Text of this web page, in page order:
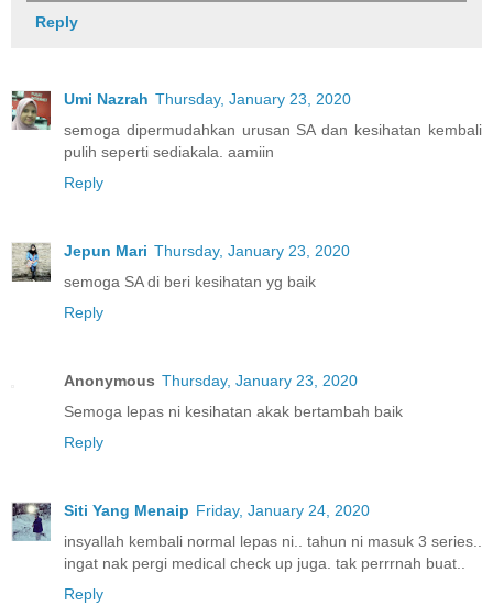
Reply
Umi Nazrah Thursday, January 23, 2020
semoga dipermudahkan urusan SA dan kesihatan kembali
pulih seperti sediakala. aamiin
Reply
Jepun Mari Thursday, January 23, 2020
semoga SA di beri kesihatan yg baik
Reply
Anonymous Thursday, January 23, 2020
Semoga lepas ni kesihatan akak bertambah baik
Reply
Siti Yang Menaip Friday, January 24, 2020
insyallah kembali normal lepas ni.. tahun ni masuk 3 series..
ingat nak pergi medical check up juga. tak perrrnah buat..
Reply